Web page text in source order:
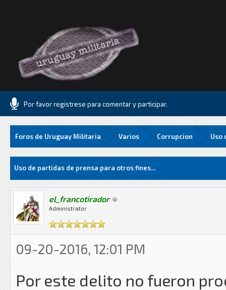
Por favor registrese para comentar y participar.
Foros de Uruguay Militaria Varios Corrupcion Uso
Uso de partidas de prensa para otros fines...
el_francotirador
Administrator
09-20-2016, 12:01 PM
Por este delito no fueron